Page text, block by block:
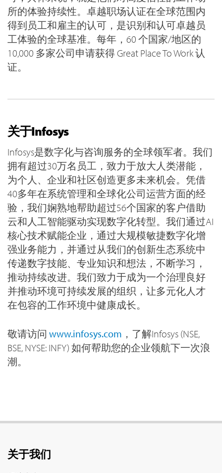
所的体验持续性。卓越职场认证在全球范围内
得到员工和雇主的认可，是识别和认可卓越员
工体验的全球基准。每年，60 个国家/地区的
10,000 多家公司申请获得 Great Place To Work 认
证。
关于Infosys
Infosys是数字化与咨询服务的全球领军者。我们
拥有超过30万名员工，致力于放大人类潜能，
为个人、企业和社区创造更多未来机会。凭借
40多年在系统管理和全球化公司运营方面的经
验，我们娴熟地帮助超过56个国家的客户借助
云和人工智能驱动实现数字化转型。我们通过AI
核心技术赋能企业，通过大规模敏捷数字化增
强业务能力，并通过从我们的创新生态系统中
传递数字技能、专业知识和想法，不断学习，
推动持续改进。我们致力于成为一个治理良好
并推动环境可持续发展的组织，让多元化人才
在包容的工作环境中健康成长。
敬请访问 www.infosys.com ，了解Infosys (NSE,
BSE, NYSE: INFY) 如何帮助您的企业领航下一次浪
潮。
关于我们